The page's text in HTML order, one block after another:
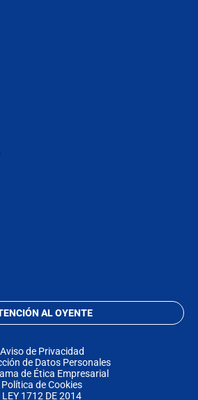
AL OYENTE
Aviso de Privacidad
de Datos Personales
de Ética Empresarial
Política de Cookies
LEY 1712 DE 2014